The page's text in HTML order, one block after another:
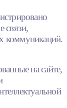
связи,
коммуникаций.
на сайте,